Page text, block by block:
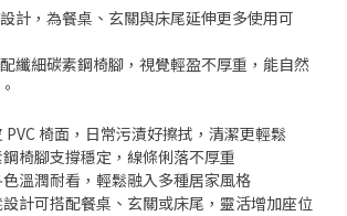
計，為餐桌、玄關與床尾延伸更多使用可
纖細碳素鋼椅腳，視覺輕盈不厚重，能自然
PVC 椅面，日常污漬好擦拭，清潔更輕鬆
鋼椅腳支撐穩定，線條俐落不厚重
色溫潤耐看，輕鬆融入多種居家風格
設計可搭配餐桌、玄關或床尾，靈活增加座位